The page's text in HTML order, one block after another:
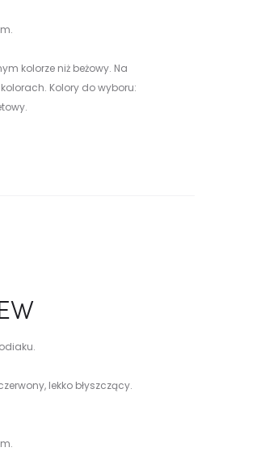
kolorze niż beżowy. Na
Kolory do wyboru:
lekko błyszczący.